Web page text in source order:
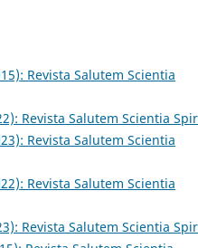
Revista Salutem Scientia
Revista Salutem Scientia
Revista Salutem Scientia
Revista Salutem Scientia
Revista Salutem Scientia